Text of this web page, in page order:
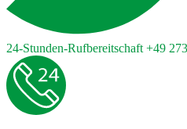
24-Stunden-Rufbereitschaft +49